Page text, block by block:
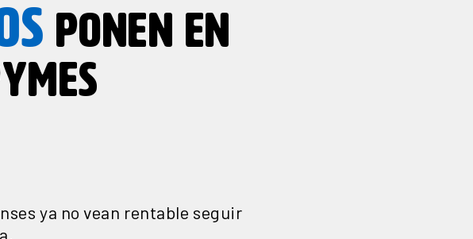
PONEN EN
ya no vean rentable seguir